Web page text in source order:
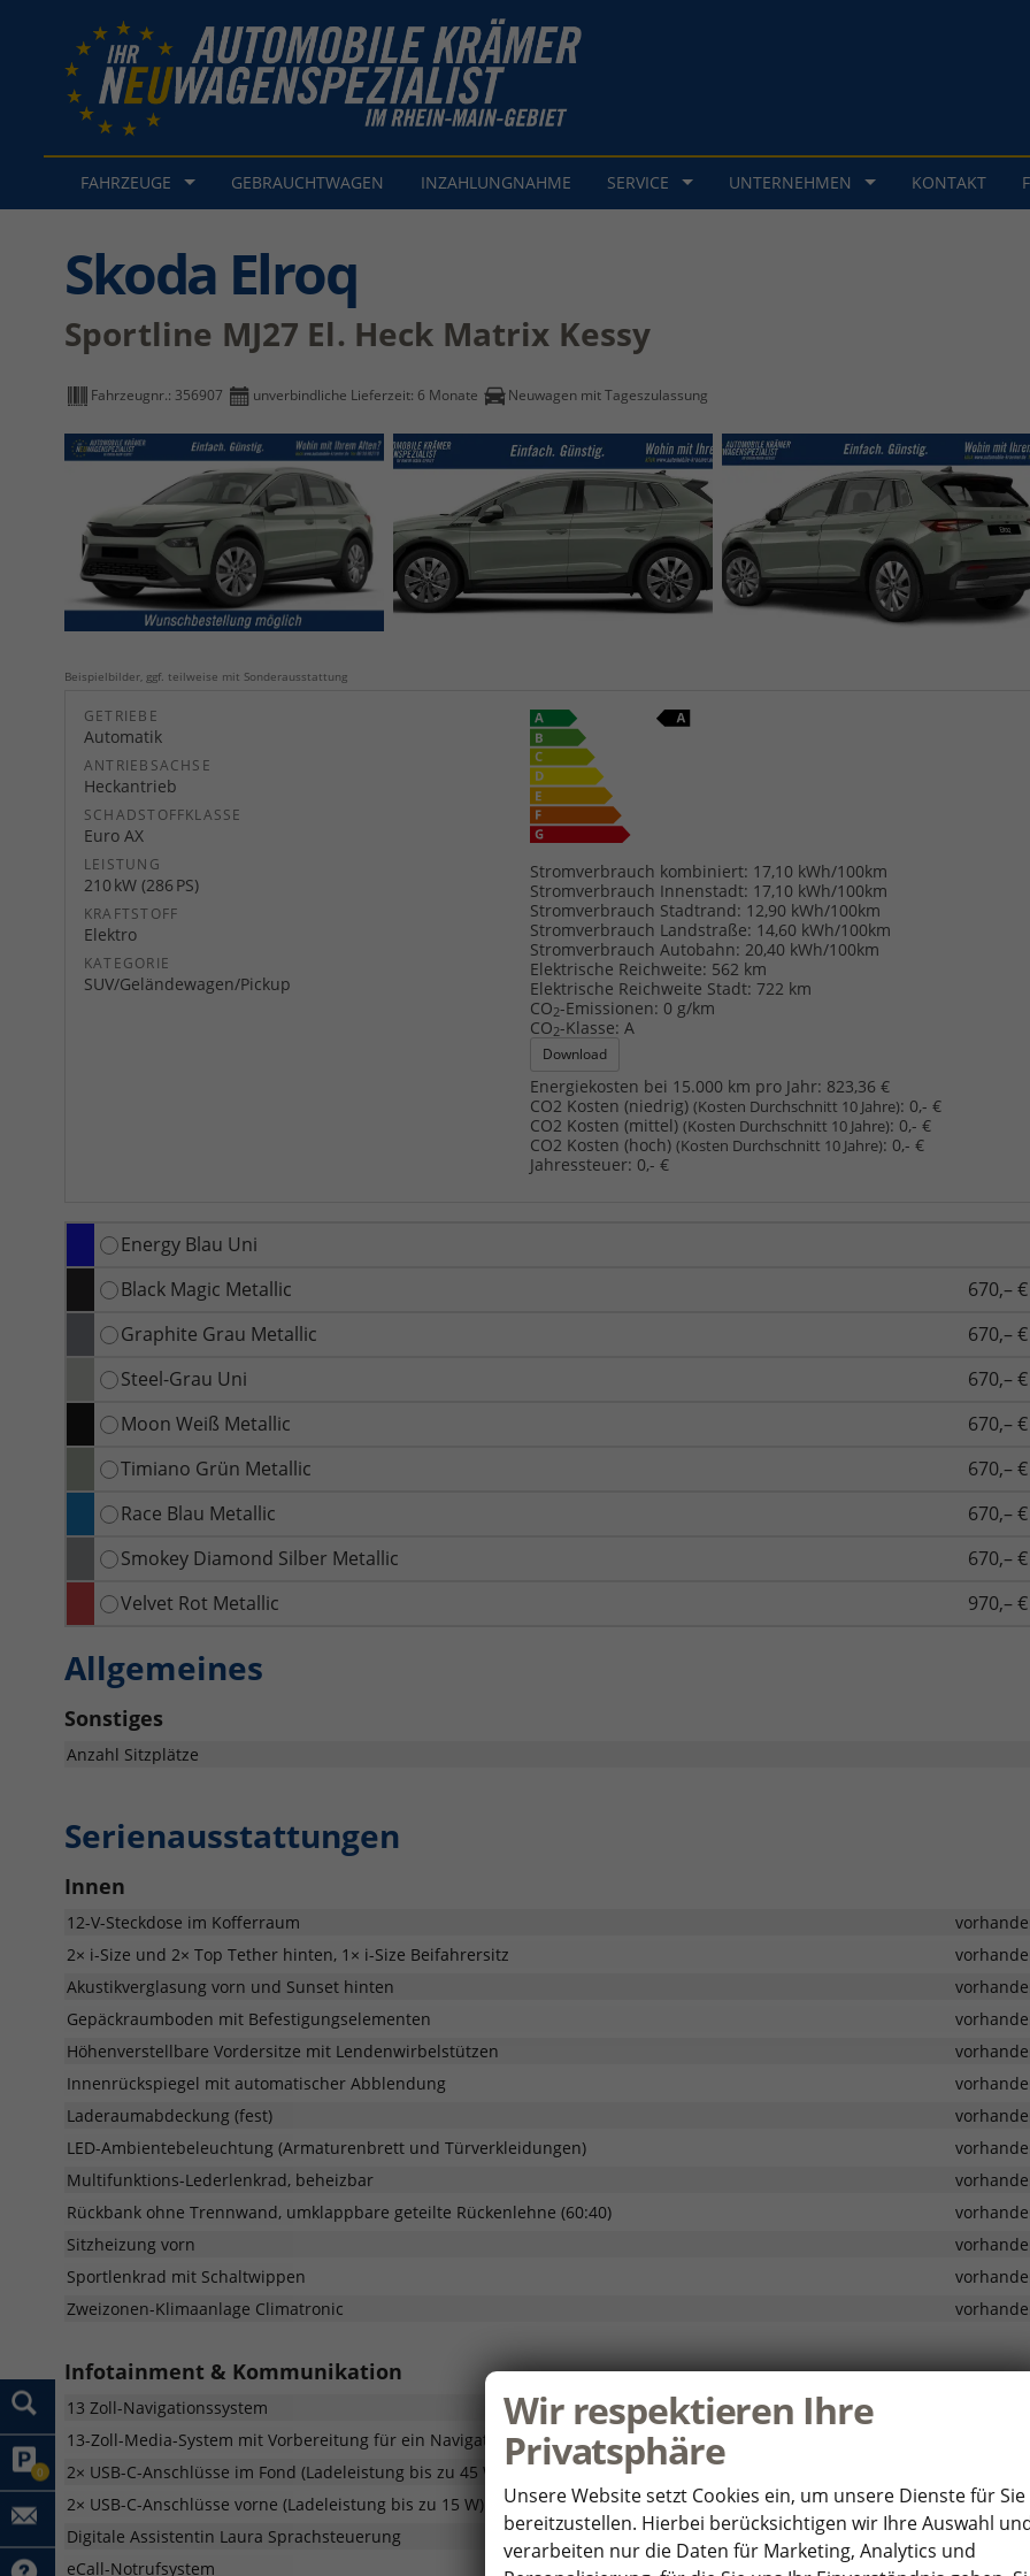
0
FAHRZEUGE GEBRAUCHTWAGEN INZAHLUNGNAHME SERVICE UNTERNEHMEN KONTAKT
Skoda Elroq
Sportline MJ27 El. Heck Matrix Kessy
Fahrzeugnr.: 356907 unverbindliche Lieferzeit: 6 Monate Neuwagen mit Tageszulassung
Beispielbilder, ggf. teilweise mit Sonderausstattung
GETRIEBE
Automatik
ANTRIEBSACHSE
Heckantrieb
SCHADSTOFFKLASSE
Euro AX
LEISTUNG
210 kW (286 PS)
KRAFTSTOFF
Elektro
KATEGORIE
SUV/Geländewagen/Pickup
Stromverbrauch kombiniert: 17,10 kWh/100km
Stromverbrauch Innenstadt: 17,10 kWh/100km
Stromverbrauch Stadtrand: 12,90 kWh/100km
Stromverbrauch Landstraße: 14,60 kWh/100km
Stromverbrauch Autobahn: 20,40 kWh/100km
Elektrische Reichweite: 562 km
Elektrische Reichweite Stadt: 722 km
CO2-Emissionen: 0 g/km
CO2-Klasse: A
Download
Energiekosten bei 15.000 km pro Jahr: 823,36 €
CO2 Kosten (niedrig) (Kosten Durchschnitt 10 Jahre): 0,- €
CO2 Kosten (mittel) (Kosten Durchschnitt 10 Jahre): 0,- €
CO2 Kosten (hoch) (Kosten Durchschnitt 10 Jahre): 0,- €
Jahressteuer: 0,- €
Energy Blau Uni
Black Magic Metallic
670,– €
Graphite Grau Metallic
670,– €
Steel-Grau Uni
670,– €
Moon Weiß Metallic
670,– €
Timiano Grün Metallic
670,– €
Race Blau Metallic
670,– €
Smokey Diamond Silber Metallic
670,– €
Velvet Rot Metallic
970,– €
Allgemeines
Sonstiges
Anzahl Sitzplätze
Serienausstattungen
Innen
12-V-Steckdose im Kofferraum
2× i-Size und 2× Top Tether hinten, 1× i-Size Beifahrersitz
Akustikverglasung vorn und Sunset hinten
Gepäckraumboden mit Befestigungselementen
Höhenverstellbare Vordersitze mit Lendenwirbelstützen
Innenrückspiegel mit automatischer Abblendung
Laderaumabdeckung (fest)
LED-Ambientebeleuchtung (Armaturenbrett und Türverkleidungen)
Multifunktions-Lederlenkrad, beheizbar
Rückbank ohne Trennwand, umklappbare geteilte Rückenlehne (60:40)
Sitzheizung vorn
Sportlenkrad mit Schaltwippen
Zweizonen-Klimaanlage Climatronic
Infotainment & Kommunikation
13 Zoll-Navigationssystem
13-Zoll-Media-System mit Vorbereitung für ein Navigationssystem, Bluetooth, SmartLink, 8 Lautsprecher
2× USB-C-Anschlüsse im Fond (Ladeleistung bis zu 45 W im Fond und vorne)
2× USB-C-Anschlüsse vorne (Ladeleistung bis zu 15 W)
vorhanden
Digitale Assistentin Laura Sprachsteuerung
eCall-Notrufsystem
vorhanden
Wir respektieren Ihre
Privatsphäre
Unsere Website setzt Cookies ein, um unsere Dienste für Sie
bereitzustellen. Hierbei berücksichtigen wir Ihre Auswahl
verarbeiten nur die Daten für Marketing, Analytics und